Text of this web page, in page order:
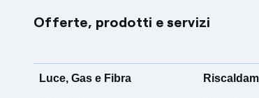
Offerte, prodotti e servizi
Luce, Gas e Fibra